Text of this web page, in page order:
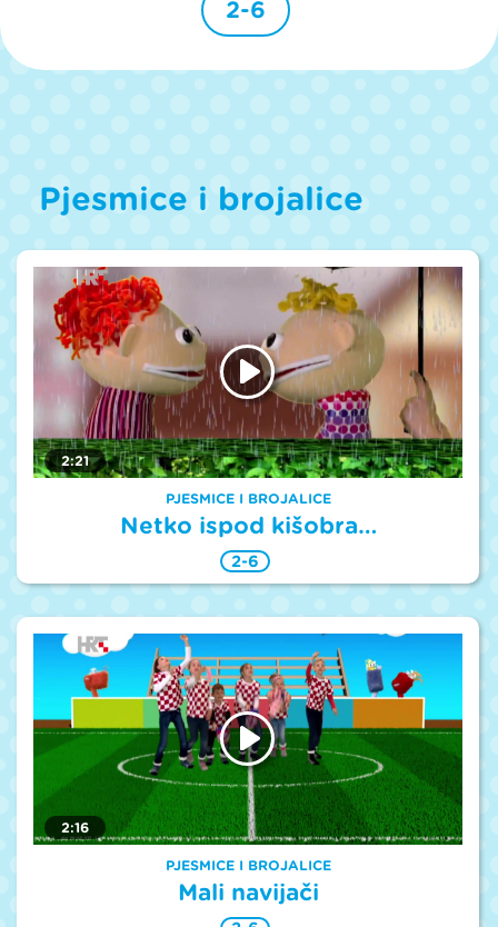
2-6
Pjesmice i brojalice
2:21
PJESMICE I BROJALICE
Netko ispod kišobra…
2-6
2:16
PJESMICE I BROJALICE
Mali navijači